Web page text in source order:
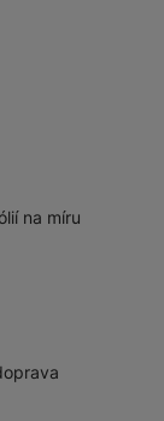
na míru